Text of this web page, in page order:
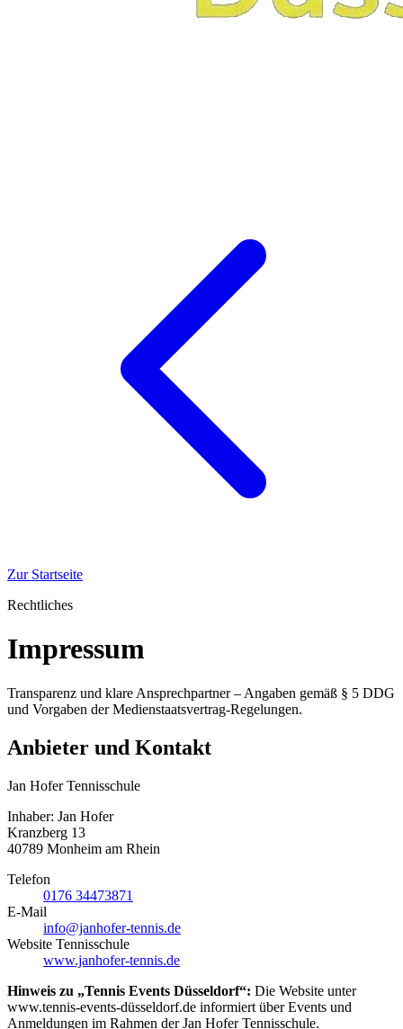
Zur Startseite
Rechtliches
Impressum
Transparenz und klare Ansprechpartner – Angaben gemäß § 5 DDG
und Vorgaben der Medienstaatsvertrag-Regelungen.
Anbieter und Kontakt
Jan Hofer Tennisschule
Inhaber: Jan Hofer
Kranzberg 13
40789 Monheim am Rhein
Telefon
0176 34473871
E-Mail
info@janhofer-tennis.de
Website Tennisschule
www.janhofer-tennis.de
Hinweis zu „Tennis Events Düsseldorf“: Die Website unter
www.tennis-events-düsseldorf.de informiert über Events und
Anmeldungen im Rahmen der Jan Hofer Tennisschule.